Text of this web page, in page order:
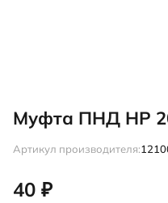
Муфта ПНД НР
Артикул производителя:
40 ₽